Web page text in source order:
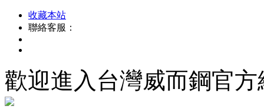
收藏本站
聯絡客服：
歡迎進入台灣威而鋼官方